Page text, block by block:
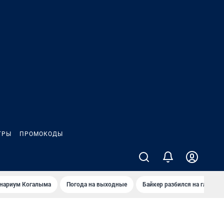
ПРОМОКОДЫ
Когалыма Погода на выходные Байкер разбился на глазах